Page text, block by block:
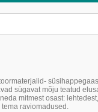
sügavat mõju teatud
mitmest osast:
raviomadused.